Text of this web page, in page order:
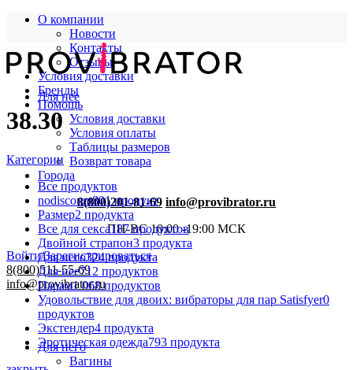
О компании
Новости
Контакты
Отзывы
Условия доставки
Бренды
Помощь
Условия доставки
Условия оплаты
Таблицы размеров
Возврат товара
Города
8(800)201-81-69 info@provibrator.ru
ПН-ВС 10:00 -19:00 МСК
Войти/Зарегистрироваться
8(800)511-55-69
info@provibrator.ru
Для нее
Для него
Вагины
38.30
Категории
Все продуктов
nodiscount801 продукт
Размер2 продукта
Все для секса187 продуктов
Двойной страпон3 продукта
Для него324 продукта
Для нее712 продуктов
Парам1 068 продуктов
Удовольствие для двоих: вибраторы для пар Satisfyer0
продуктов
Экстендер4 продукта
Эротическая одежда793 продукта